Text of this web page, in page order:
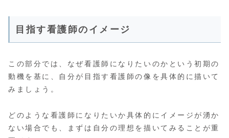
目指す看護師のイメージ
この部分では、なぜ看護師になりたいのかという初期の
動機を基に、自分が目指す看護師の像を具体的に描いて
みましょう。
どのような看護師になりたいか具体的にイメージが湧か
ない場合でも、まずは自分の理想を描いてみることが重